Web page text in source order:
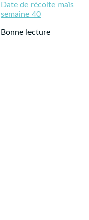
Date de récolte maïs
semaine 40
Bonne lecture